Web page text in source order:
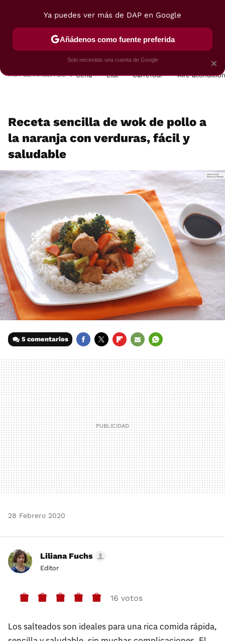
POSTRES VIAJES SELECCIÓN VEGUI
HOY SE HABLA DE Cena Lidl Carrefour Aire
Receta sencilla de wok de pollo a
la naranja con verduras, fácil y
saludable
5 comentarios
MAIL
28 Febrero 2020
Liliana Fuchs
Editor
16 votos
Los salteados son ideales para una rica comida rápida,
×
Ya puedes ver más de DAP en Google
Añádenos como fuente preferida
Solo necesitas una cuenta de Google